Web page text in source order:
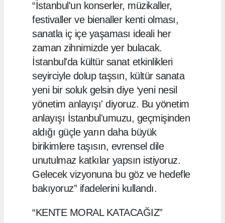
“İstanbul'un konserler, müzikaller,
festivaller ve bienaller kenti olması,
sanatla iç içe yaşaması ideali her
zaman zihnimizde yer bulacak.
İstanbul'da kültür sanat etkinlikleri
seyirciyle dolup taşsın, kültür sanata
yeni bir soluk gelsin diye ‘yeni nesil
yönetim anlayışı' diyoruz. Bu yönetim
anlayışı İstanbul'umuzu, geçmişinden
aldığı güçle yarın daha büyük
birikimlere taşısın, evrensel dile
unutulmaz katkılar yapsın istiyoruz.
Gelecek vizyonuna bu göz ve hedefle
bakıyoruz” ifadelerini kullandı.
“KENTE MORAL KATACAĞIZ”